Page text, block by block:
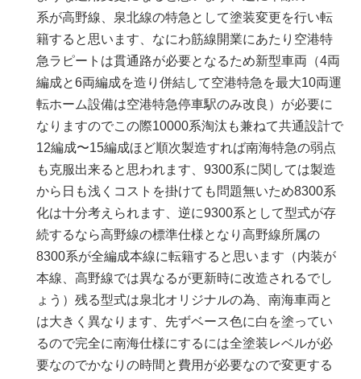
系が高野線、泉北線の特急として塗装変更を行い転
籍すると思います、なにわ筋線開業にあたり空港特
急ラピートは貫通路が必要となるため新型車両（4両
編成と6両編成を造り併結して空港特急を最大10両運
転ホーム設備は空港特急停車駅のみ改良）が必要に
なりますのでこの際10000系淘汰も兼ねて共通設計で
12編成〜15編成ほど順次製造すれば南海特急の弱点
も克服出来ると思われます、9300系に関しては製造
から日も浅くコストを掛けても問題無いため8300系
化は十分考えられます、逆に9300系として型式が存
続するなら高野線の標準仕様となり高野線所属の
8300系が全編成本線に転籍すると思います（内装が
本線、高野線では異なるが更新時に改造されるでし
ょう）残る型式は泉北オリジナルの為、南海車両と
は大きく異なります、先ずベース色に白を塗ってい
るので完全に南海仕様にするには全塗装レベルが必
要なのでかなりの時間と費用が必要なので変更する